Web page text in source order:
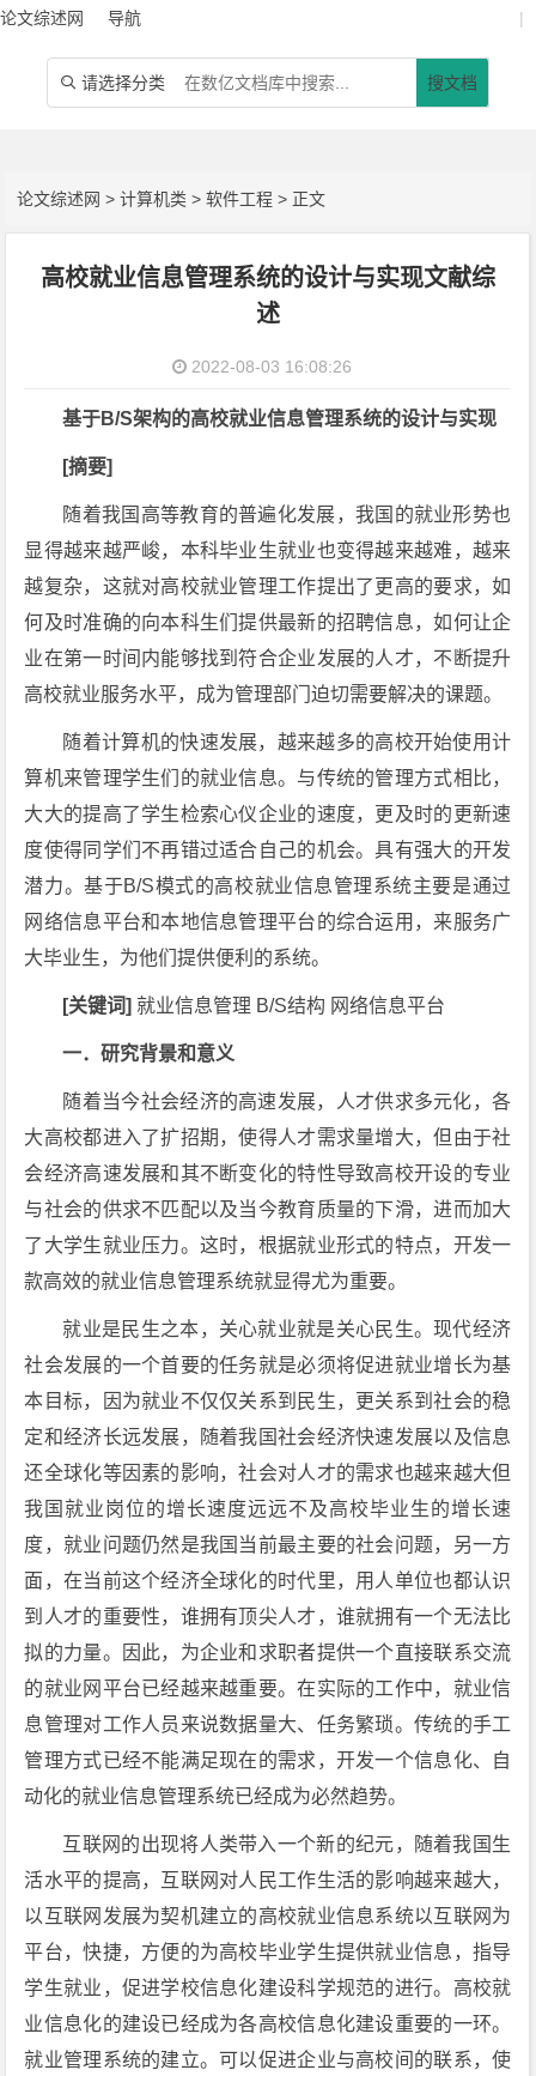
论文综述网 导航 |
 请选择分类 搜文档
论文综述网 >计算机类 >软件工程 > 正文
高校就业信息管理系统的设计与实现文献综
述
2022-08-03 16:08:26
基于B/S架构的高校就业信息管理系统的设计与实现
[摘要]
随着我国高等教育的普遍化发展，我国的就业形势也
显得越来越严峻，本科毕业生就业也变得越来越难，越来
越复杂，这就对高校就业管理工作提出了更高的要求，如
何及时准确的向本科生们提供最新的招聘信息，如何让企
业在第一时间内能够找到符合企业发展的人才，不断提升
高校就业服务水平，成为管理部门迫切需要解决的课题。
随着计算机的快速发展，越来越多的高校开始使用计
算机来管理学生们的就业信息。与传统的管理方式相比，
大大的提高了学生检索心仪企业的速度，更及时的更新速
度使得同学们不再错过适合自己的机会。具有强大的开发
潜力。基于B/S模式的高校就业信息管理系统主要是通过
网络信息平台和本地信息管理平台的综合运用，来服务广
大毕业生，为他们提供便利的系统。
[关键词]就业信息管理 B/S结构 网络信息平台
一．研究背景和意义
随着当今社会经济的高速发展，人才供求多元化，各
大高校都进入了扩招期，使得人才需求量增大，但由于社
会经济高速发展和其不断变化的特性导致高校开设的专业
与社会的供求不匹配以及当今教育质量的下滑，进而加大
了大学生就业压力。这时，根据就业形式的特点，开发一
款高效的就业信息管理系统就显得尤为重要。
就业是民生之本，关心就业就是关心民生。现代经济
社会发展的一个首要的任务就是必须将促进就业增长为基
本目标，因为就业不仅仅关系到民生，更关系到社会的稳
定和经济长远发展，随着我国社会经济快速发展以及信息
还全球化等因素的影响，社会对人才的需求也越来越大但
我国就业岗位的增长速度远远不及高校毕业生的增长速
度，就业问题仍然是我国当前最主要的社会问题，另一方
面，在当前这个经济全球化的时代里，用人单位也都认识
到人才的重要性，谁拥有顶尖人才，谁就拥有一个无法比
拟的力量。因此，为企业和求职者提供一个直接联系交流
的就业网平台已经越来越重要。在实际的工作中，就业信
息管理对工作人员来说数据量大、任务繁琐。传统的手工
管理方式已经不能满足现在的需求，开发一个信息化、自
动化的就业信息管理系统已经成为必然趋势。
互联网的出现将人类带入一个新的纪元，随着我国生
活水平的提高，互联网对人民工作生活的影响越来越大，
以互联网发展为契机建立的高校就业信息系统以互联网为
平台，快捷，方便的为高校毕业学生提供就业信息，指导
学生就业，促进学校信息化建设科学规范的进行。高校就
业信息化的建设已经成为各高校信息化建设重要的一环。
就业管理系统的建立。可以促进企业与高校间的联系，使